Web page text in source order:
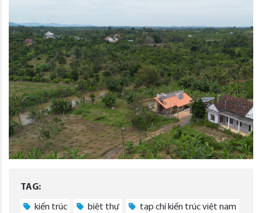
TAG:
kiến trúc biệt thự tạp chí kiến trúc việt nam